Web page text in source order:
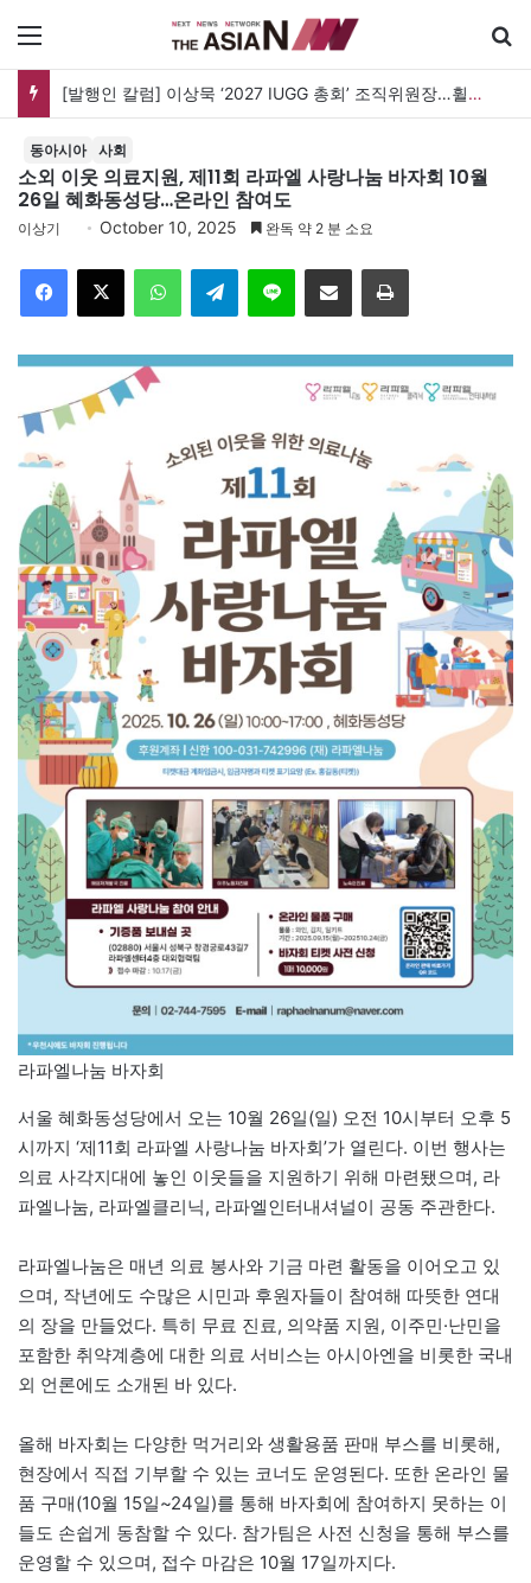
메뉴
[발행인 칼럼] 이상묵 ‘2027 IUGG 총회’ 조직위원장…휠체어 위에서 지구를 움직이는 학자
동아시아 사회
소외 이웃 의료지원, 제11회 라파엘 사랑나눔 바자회 10월
26일 혜화동성당…온라인 참여도
이상기 October 10, 2025 완독 약 2 분 소요
Facebook
X WhatsAppTelegramLine 이메일 인쇄
라파엘나눔 바자회
서울 혜화동성당에서 오는 10월 26일(일) 오전 10시부터 오후 5
시까지 ‘제11회 라파엘 사랑나눔 바자회’가 열린다. 이번 행사는
의료 사각지대에 놓인 이웃들을 지원하기 위해 마련됐으며, 라
파엘나눔, 라파엘클리닉, 라파엘인터내셔널이 공동 주관한다.
라파엘나눔은 매년 의료 봉사와 기금 마련 활동을 이어오고 있
으며, 작년에도 수많은 시민과 후원자들이 참여해 따뜻한 연대
의 장을 만들었다. 특히 무료 진료, 의약품 지원, 이주민·난민을
포함한 취약계층에 대한 의료 서비스는 아시아엔을 비롯한 국내
외 언론에도 소개된 바 있다.
올해 바자회는 다양한 먹거리와 생활용품 판매 부스를 비롯해,
현장에서 직접 기부할 수 있는 코너도 운영된다. 또한 온라인 물
품 구매(10월 15일~24일)를 통해 바자회에 참여하지 못하는 이
들도 손쉽게 동참할 수 있다. 참가팀은 사전 신청을 통해 부스를
운영할 수 있으며, 접수 마감은 10월 17일까지다.